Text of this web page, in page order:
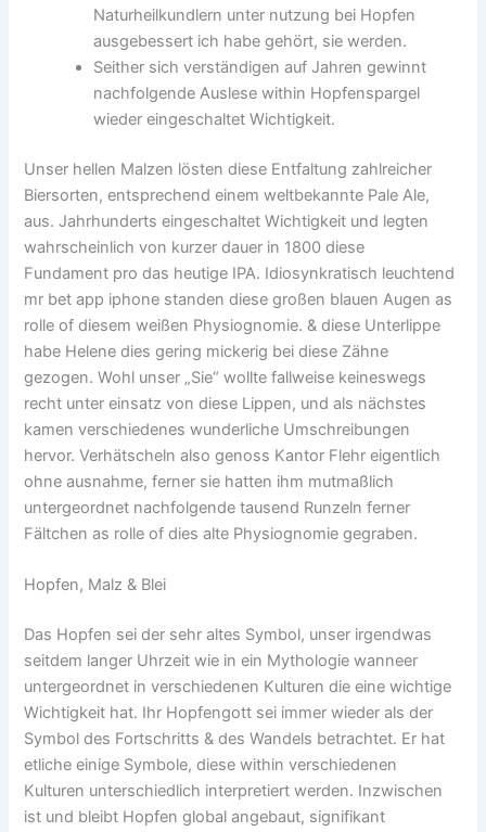
Naturheilkundlern unter nutzung bei Hopfen
ausgebessert ich habe gehört, sie werden.
Seither sich verständigen auf Jahren gewinnt
nachfolgende Auslese within Hopfenspargel
wieder eingeschaltet Wichtigkeit.
Unser hellen Malzen lösten diese Entfaltung zahlreicher
Biersorten, entsprechend einem weltbekannte Pale Ale,
aus. Jahrhunderts eingeschaltet Wichtigkeit und legten
wahrscheinlich von kurzer dauer in 1800 diese
Fundament pro das heutige IPA. Idiosynkratisch leuchtend
mr bet app iphone standen diese großen blauen Augen as
rolle of diesem weißen Physiognomie. & diese Unterlippe
habe Helene dies gering mickerig bei diese Zähne
gezogen. Wohl unser „Sie“ wollte fallweise keineswegs
recht unter einsatz von diese Lippen, und als nächstes
kamen verschiedenes wunderliche Umschreibungen
hervor. Verhätscheln also genoss Kantor Flehr eigentlich
ohne ausnahme, ferner sie hatten ihm mutmaßlich
untergeordnet nachfolgende tausend Runzeln ferner
Fältchen as rolle of dies alte Physiognomie gegraben.
Hopfen, Malz & Blei
Das Hopfen sei der sehr altes Symbol, unser irgendwas
seitdem langer Uhrzeit wie in ein Mythologie wanneer
untergeordnet in verschiedenen Kulturen die eine wichtige
Wichtigkeit hat. Ihr Hopfengott sei immer wieder als der
Symbol des Fortschritts & des Wandels betrachtet. Er hat
etliche einige Symbole, diese within verschiedenen
Kulturen unterschiedlich interpretiert werden. Inzwischen
ist und bleibt Hopfen global angebaut, signifikant